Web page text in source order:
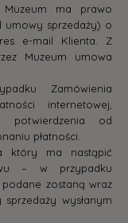
ma prawo
umowy sprzedaży) o
e-mail Klienta. Z
Muzeum umowa
Zamówienia
internetowej,
potwierdzenia od
płatności.
który ma nastąpić
– w przypadku
zostaną wraz
wysłanym